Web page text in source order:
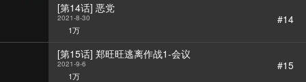
[第14话] 恶党
2021-8-30
1万
#14
[第15话] 郑旺旺逃离作战1-会议
2021-9-6
1万
#15